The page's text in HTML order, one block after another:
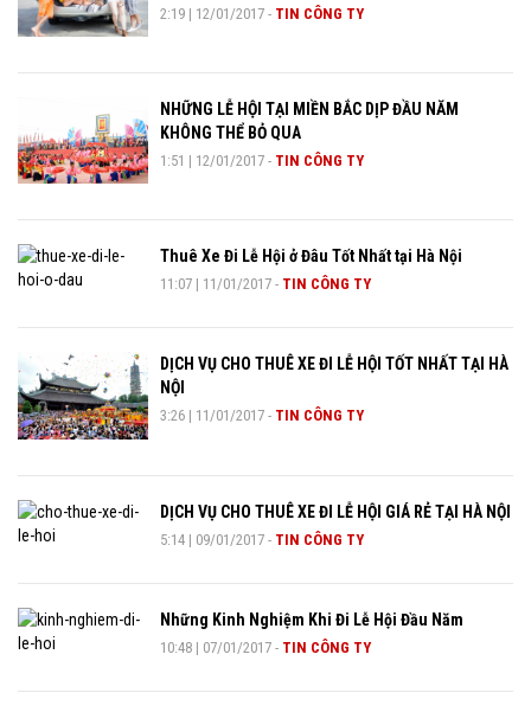
2:19 | 12/01/2017 - TIN CÔNG TY
NHỮNG LỄ HỘI TẠI MIỀN BẮC DỊP ĐẦU NĂM
KHÔNG THỂ BỎ QUA
1:51 | 12/01/2017 - TIN CÔNG TY
Thuê Xe Đi Lễ Hội ở Đâu Tốt Nhất tại Hà Nội
11:07 | 11/01/2017 - TIN CÔNG TY
DỊCH VỤ CHO THUÊ XE ĐI LỄ HỘI TỐT NHẤT TẠI HÀ
NỘI
3:26 | 11/01/2017 - TIN CÔNG TY
DỊCH VỤ CHO THUÊ XE ĐI LỄ HỘI GIÁ RẺ TẠI HÀ NỘI
5:14 | 09/01/2017 - TIN CÔNG TY
Những Kinh Nghiệm Khi Đi Lễ Hội Đầu Năm
10:48 | 07/01/2017 - TIN CÔNG TY